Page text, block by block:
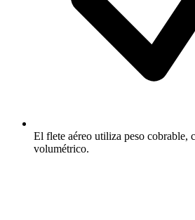
El flete aéreo utiliza peso cobrable,
volumétrico.